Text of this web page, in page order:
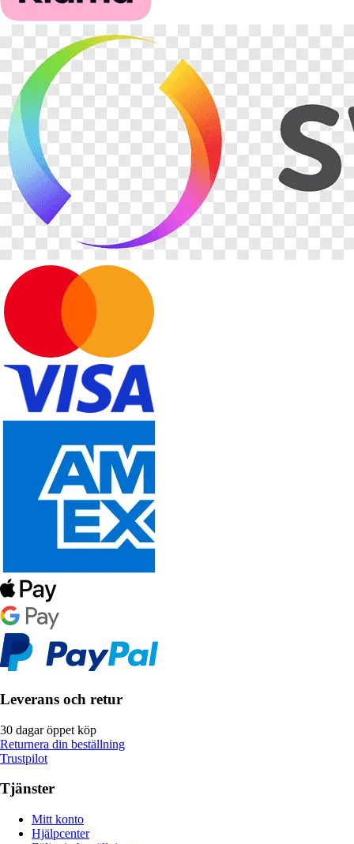
Leverans och retur
30 dagar öppet köp
Returnera din beställning
Trustpilot
Tjänster
Mitt konto
Hjälpcenter